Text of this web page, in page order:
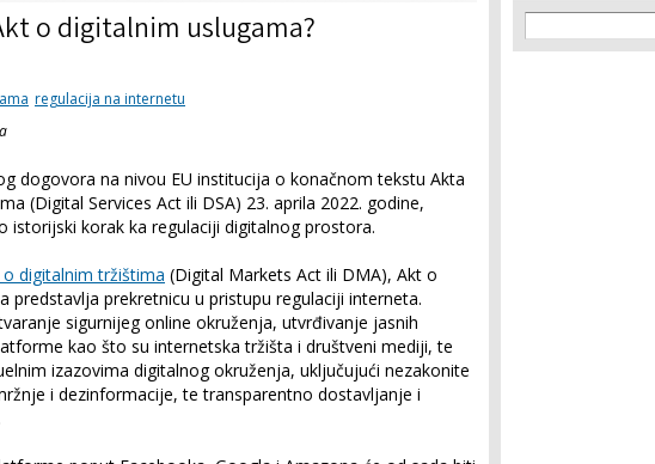
o digitalnim uslugama?
regulacija na internetu
dogovora na nivou EU institucija o konačnom tekstu Akta
(Digital Services Act ili DSA) 23. aprila 2022. godine,
istorijski korak ka regulaciji digitalnog prostora.
digitalnim tržištima (Digital Markets Act ili DMA), Akt o
predstavlja prekretnicu u pristupu regulaciji interneta.
sigurnijeg online okruženja, utvrđivanje jasnih
kao što su internetska tržišta i društveni mediji, te
izazovima digitalnog okruženja, uključujući nezakonite
i dezinformacije, te transparentno dostavljanje i
Search
Search